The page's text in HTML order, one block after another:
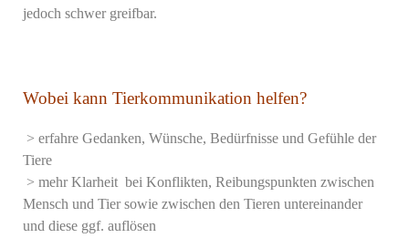
jedoch schwer greifbar.
Wobei kann Tierkommunikation helfen?
> erfahre Gedanken, Wünsche, Bedürfnisse und Gefühle der
Tiere
> mehr Klarheit bei Konflikten, Reibungspunkten zwischen
Mensch und Tier sowie zwischen den Tieren untereinander
und diese ggf. auflösen